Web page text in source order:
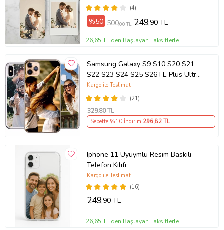
(4)
%50 500,00 TL 249,90 TL
26,65 TL'den Başlayan Taksitlerle
Samsung Galaxy S9 S10 S20 S21
S22 S23 S24 S25 S26 FE Plus Ultra
Kılıf Kişiye Özel Resimli Fotoğraflı
Silikon
(21)
Kargo ile Teslimat
329,80 TL
Sepette %10 İndirim 296,82 TL
Iphone 11 Uyuymlu Resim Baskılı
Telefon Kılıfı
(16)
Kargo ile Teslimat
249,90 TL
26,65 TL'den Başlayan Taksitlerle